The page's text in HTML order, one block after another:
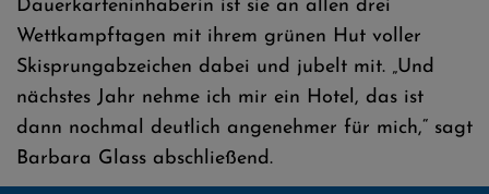
Dauerkarteninhaberin ist sie an allen drei
Wettkampftagen mit ihrem grünen Hut voller
Skisprungabzeichen dabei und jubelt mit. „Und
nächstes Jahr nehme ich mir ein Hotel, das ist
dann nochmal deutlich angenehmer für mich,“ sagt
Barbara Glass abschließend.